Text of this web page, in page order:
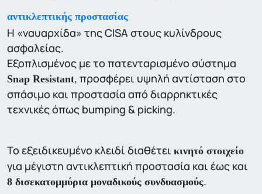
αντικλεπτικής προστασίας
Η «ναυαρχίδα» της CISA στους κυλίνδρους
ασφαλείας.
Εξοπλισμένος με το πατενταρισμένο σύστημα
Snap Resistant, προσφέρει υψηλή αντίσταση στο
σπάσιμο και προστασία από διαρρηκτικές
τεχνικές όπως bumping & picking.
Το εξειδικευμένο κλειδί διαθέτει κινητό στοιχείο
για μέγιστη αντικλεπτική προστασία και έως και
8 δισεκατομμύρια μοναδικούς συνδυασμούς.